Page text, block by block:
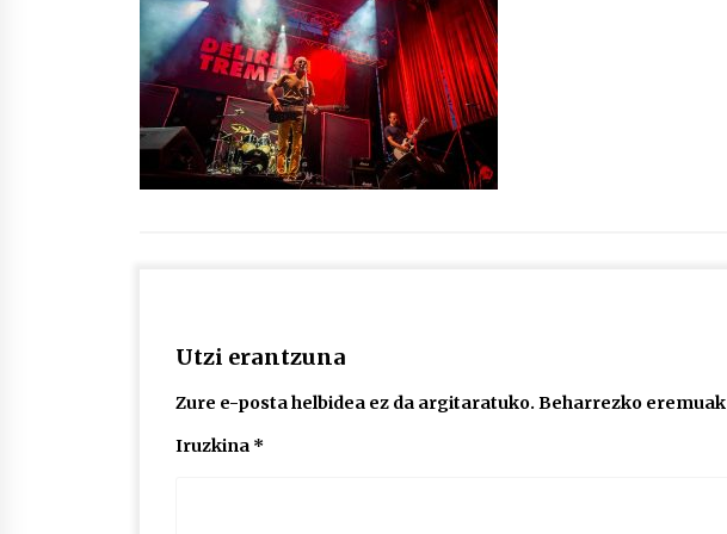
protagonista
2026/07/16
POTTO: San Pedro jaietako bertso-
saioa
2026/07/09
Utzi erantzuna
Zure e-posta helbidea ez da argitaratuko. Beharrezko eremuak
Iruzkina *